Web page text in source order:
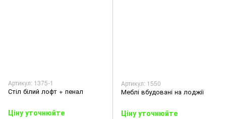
Артикул: 1375-1
Стіл білий лофт + пенал
Ціну уточнюйте
Артикул: 1550
Меблі вбудовані на лоджії
Ціну уточнюйте